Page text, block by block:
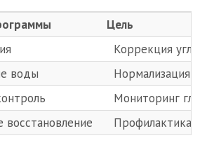
Цель
Коррекция
воды
Нормализация
Мониторинг
восстановление
Профилактика